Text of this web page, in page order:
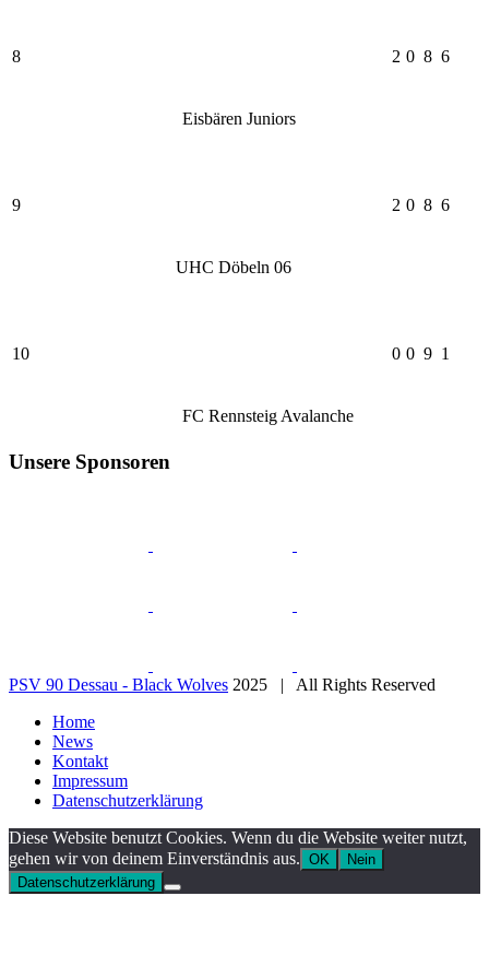
8
Eisbären Juniors
2 0 8 6
9
UHC Döbeln 06
2 0 8 6
10
FC Rennsteig Avalanche
0 0 9 1
Unsere Sponsoren
PSV 90 Dessau - Black Wolves 2025 | All Rights Reserved
Home
News
Kontakt
Impressum
Datenschutzerklärung
Diese Website benutzt Cookies. Wenn du die Website weiter nutzt,
gehen wir von deinem Einverständnis aus. OK
Nein
Datenschutzerklärung